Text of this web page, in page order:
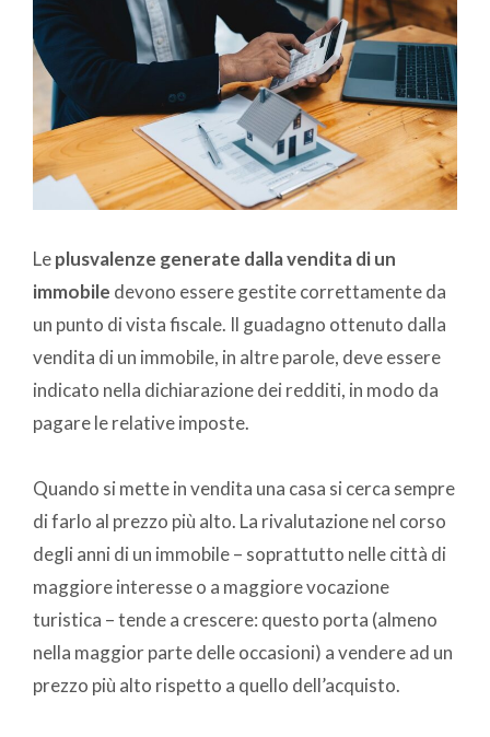
Leplusvalenze generate dalla vendita di un
immobile devono essere gestite correttamente da
un punto di vista fiscale. Il guadagno ottenuto dalla
vendita di un immobile, in altre parole, deve essere
indicato nella dichiarazione dei redditi, in modo da
pagare le relative imposte.
Quando si mette in vendita una casa si cerca sempre
di farlo al prezzo più alto. La rivalutazione nel corso
degli anni di un immobile – soprattutto nelle città di
maggiore interesse o a maggiore vocazione
turistica – tende a crescere: questo porta (almeno
nella maggior parte delle occasioni) a vendere ad un
prezzo più alto rispetto a quello dell’acquisto.